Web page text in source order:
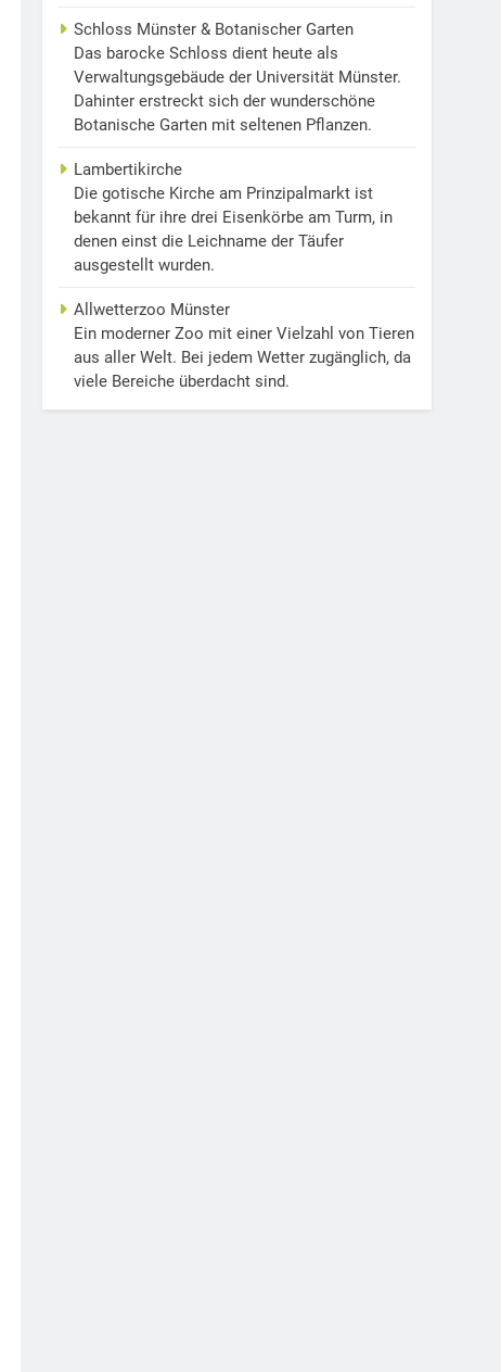
Schloss Münster & Botanischer Garten
Das barocke Schloss dient heute als
Verwaltungsgebäude der Universität Münster.
Dahinter erstreckt sich der wunderschöne
Botanische Garten mit seltenen Pflanzen.
Lambertikirche
Die gotische Kirche am Prinzipalmarkt ist
bekannt für ihre drei Eisenkörbe am Turm, in
denen einst die Leichname der Täufer
ausgestellt wurden.
Allwetterzoo Münster
Ein moderner Zoo mit einer Vielzahl von Tieren
aus aller Welt. Bei jedem Wetter zugänglich, da
viele Bereiche überdacht sind.